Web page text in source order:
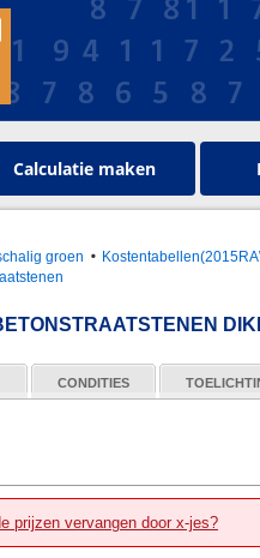
Calculatie maken
groen
CONDITIES
prijzen vervangen door x-jes?